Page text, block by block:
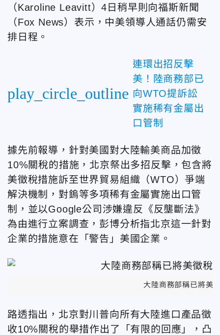
（Karoline Leavitt）4日稍早則向福斯新聞
（Fox News）表示，中美領導人通話仍需安
排日程。
play_circle_outline
連環出招反擊
美！陸商務部已
向WTO提訴訟
實施稀有金屬出
口管制
據先前報導，針對美國對大陸輸美商品加徵
10%關稅的措施，北京祭出多招反擊，包含將
美徵稅措施訴至世界貿易組織（WTO）爭端
解決機制，對鎢等多項稀有金屬實施出口管
制，並以Google公司涉嫌違反《反壟斷法》
為由進行立案調查，彭博分析指北京這一針對
企業的措施意在「警告」美國企業。
大陸商務部稱已將美
路透指出，北京對川普向所有大陸進口產品徵
收10%關稅的舉措作出了
「有限的回應 」
，凸